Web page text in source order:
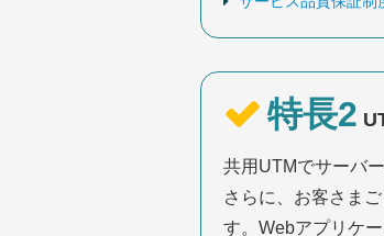
特長2
共用UTMでサーバ
さらに、お客さま
す。Webアプリケ